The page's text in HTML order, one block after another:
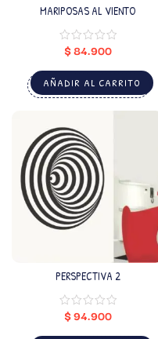
MARIPOSAS AL VIENTO
$84.900
AÑADIR AL CARRITO
PERSPECTIVA 2
$94.900